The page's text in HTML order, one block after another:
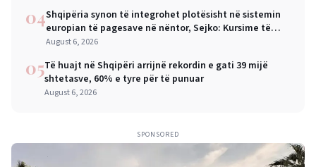
04Shqipëria synon të integrohet plotësisht në sistemin
europian të pagesave në nëntor, Sejko: Kursime të
mëdha për qytetarët dhe bizneset
August 6, 2026
05Të huajt në Shqipëri arrijnë rekordin e gati 39 mijë
shtetasve, 60% e tyre për të punuar
August 6, 2026
SPONSORED